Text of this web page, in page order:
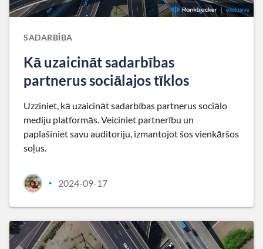
SADARBĪBA
Kā uzaicināt sadarbības
partnerus sociālajos tīklos
Uzziniet, kā uzaicināt sadarbības partnerus sociālo
mediju platformās. Veiciniet partnerību un
paplašiniet savu auditoriju, izmantojot šos vienkāršos
soļus.
• 2024-09-17